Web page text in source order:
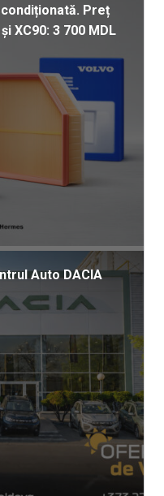
Preț
XC90: 3 700 MDL
Auto DACIA